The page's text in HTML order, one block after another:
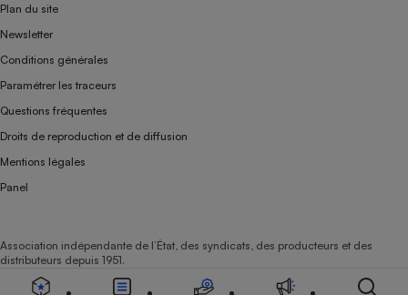
Plan du site
Newsletter
Conditions générales
Paramétrer les traceurs
Questions fréquentes
Droits de reproduction et de diffusion
Mentions légales
Panel
Association indépendante de l’État, des syndicats, des producteurs et des
distributeurs depuis 1951.